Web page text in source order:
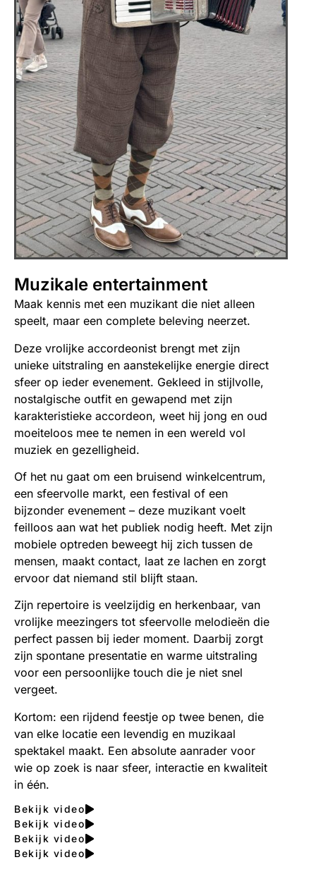
Muzikale entertainment
Maak kennis met een muzikant die niet alleen
speelt, maar een complete beleving neerzet.
Deze vrolijke accordeonist brengt met zijn
unieke uitstraling en aanstekelijke energie direct
sfeer op ieder evenement. Gekleed in stijlvolle,
nostalgische outfit en gewapend met zijn
karakteristieke accordeon, weet hij jong en oud
moeiteloos mee te nemen in een wereld vol
muziek en gezelligheid.
Of het nu gaat om een bruisend winkelcentrum,
een sfeervolle markt, een festival of een
bijzonder evenement – deze muzikant voelt
feilloos aan wat het publiek nodig heeft. Met zijn
mobiele optreden beweegt hij zich tussen de
mensen, maakt contact, laat ze lachen en zorgt
ervoor dat niemand stil blijft staan.
Zijn repertoire is veelzijdig en herkenbaar, van
vrolijke meezingers tot sfeervolle melodieën die
perfect passen bij ieder moment. Daarbij zorgt
zijn spontane presentatie en warme uitstraling
voor een persoonlijke touch die je niet snel
vergeet.
Kortom: een rijdend feestje op twee benen, die
van elke locatie een levendig en muzikaal
spektakel maakt. Een absolute aanrader voor
wie op zoek is naar sfeer, interactie en kwaliteit
in één.
Bekijk video
Bekijk video
Bekijk video
Bekijk video